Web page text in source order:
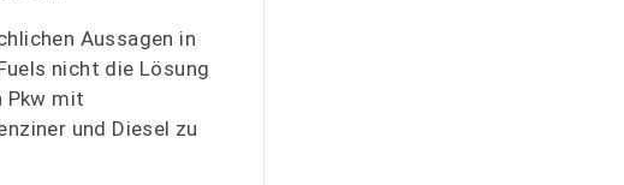
Aussagen in
nicht die Lösung
Pkw mit
und Diesel zu